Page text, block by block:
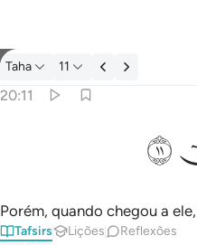
Tafsir: Taha 20:11
Taha 11
20:11
فَلَمَّآ أَتَىٰهَا نُودِىَ يَـٰمُوسَىٰٓ ١١ﲹ
Porém, quando chegou a
Tafsirs Lições Reflexões